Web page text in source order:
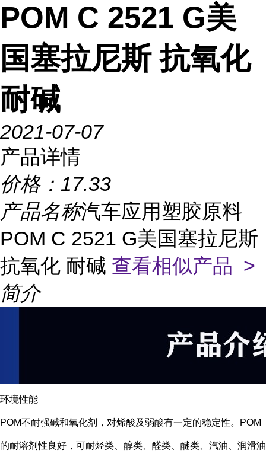
POM C 2521 G美
国塞拉尼斯 抗氧化
耐碱
2021-07-07
产品详情
价格： 17.33
产品名称汽车应用塑胶原料
POM C 2521 G美国塞拉尼斯
抗氧化 耐碱 查看相似产品 >
简介
环境性能
POM不耐强碱和氧化剂，对烯酸及弱酸有一定的稳定性。POM
的耐溶剂性良好，可耐烃类、醇类、醛类、醚类、汽油、润滑油